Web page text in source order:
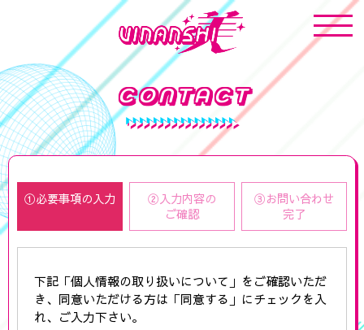
CONTACT
①必要事項の入力
②入力内容の
ご確認
③お問い合わせ
完了
下記「個人情報の取り扱いについて」をご確認いただ
き、同意いただける方は「同意する」にチェックを入
れ、ご入力下さい。